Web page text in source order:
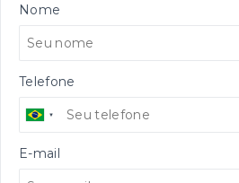
Nome
Telefone
E-mail